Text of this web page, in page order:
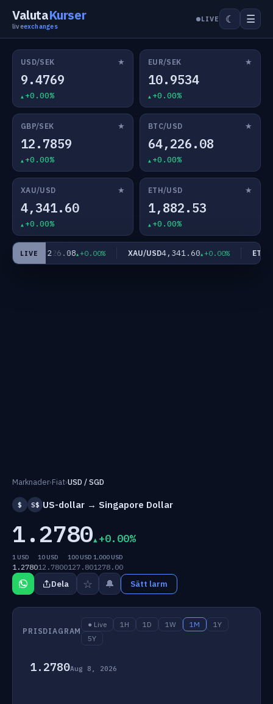
ValutaKurser
liveexchanges
LIVE ☾ ☰
USD/SEK ★
9.4769
+0.00%
EUR/SEK ★
10.9534
+0.00%
GBP/SEK ★
12.7859
+0.00%
BTC/USD ★
64,226.08
+0.00%
XAU/USD ★
4,341.60
+0.00%
ETH/USD ★
1,882.53
+0.00%
LIVE
USD64,226.08 +0.00% XAU/USD4,341.60 +0.00% ETH/
Marknader›Fiat›USD / SGD
$ S$ US-dollar → Singapore Dollar
1.2780 +0.00%
1 USD
1.2780
10 USD
12.7800
100 USD
127.80
1,000 USD
1278.00
Dela ☆ 🔔 Sätt larm
PRISDIAGRAM
● Live 1H 1D 1W 1M
1Y
5Y
1.2780Aug 8, 2026